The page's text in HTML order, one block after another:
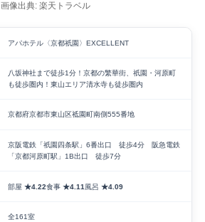
画像出典: 楽天トラベル
アパホテル〈京都祇園〉EXCELLENT
八坂神社まで徒歩1分！京都の繁華街、祇園・河原町
も徒歩圏内！東山エリア清水寺も徒歩圏内
京都府京都市東山区祗園町南側555番地
京阪電鉄「祇園四条駅」6番出口 徒歩4分 阪急電鉄
「京都河原町駅」1B出口 徒歩7分
部屋 ★4.22食事 ★4.11風呂 ★4.09
全161室